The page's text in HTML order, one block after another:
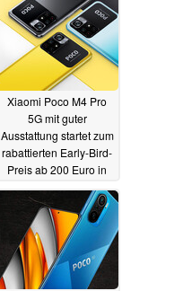
Xiaomi Poco M4 Pro
5G mit guter
Ausstattung startet zum
rabattierten Early-Bird-
Preis ab 200 Euro in
den Verkauf11.11.2021